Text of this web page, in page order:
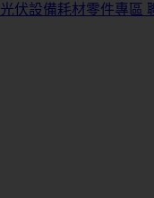
光伏設備耗材零件專區